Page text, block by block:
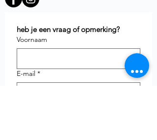
heb je een vraag of opmerking?
Voornaam
E-mail *